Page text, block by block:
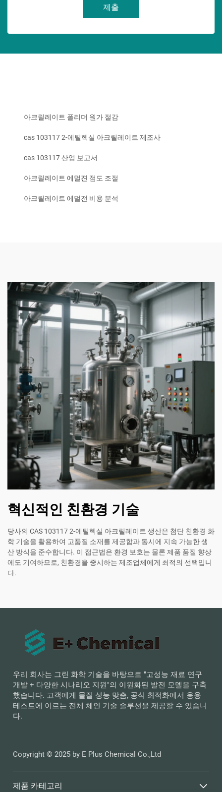
제출
아크릴레이트 폴리머 원가 절감
cas 103117 2-에틸헥실 아크릴레이트 제조사
cas 103117 산업 보고서
아크릴레이트 에멀젼 점도 조절
아크릴레이트 에멀전 비용 분석
혁신적인 친환경 기술
당사의 CAS 103117 2-에틸헥실 아크릴레이트 생산은 첨단 친환경 화
학 기술을 활용하여 고품질 소재를 제공함과 동시에 지속 가능한 생
산 방식을 준수합니다. 이 접근법은 환경 보호는 물론 제품 품질 향상
에도 기여하므로, 친환경을 중시하는 제조업체에게 최적의 선택입니
다.
우리 회사는 그린 화학 기술을 바탕으로 "고성능 재료 연구
개발 + 다양한 시나리오 지원"의 이원화된 발전 모델을 구축
했습니다. 고객에게 물질 성능 맞춤, 공식 최적화에서 응용
테스트에 이르는 전체 체인 기술 솔루션을 제공할 수 있습니
다.
Copyright © 2025 by E Plus Chemical Co.,Ltd
제품 카테고리